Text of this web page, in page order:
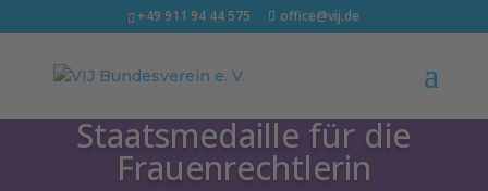
+49 911 94 44 575 office@vij.de
Staatsmedaille für die
Frauenrechtlerin